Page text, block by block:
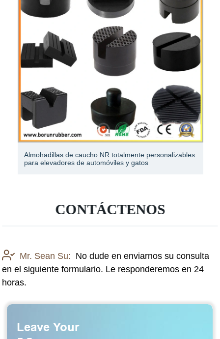
Almohadillas de caucho NR totalmente personalizables
para elevadores de automóviles y gatos
CONTÁCTENOS
Mr. Sean Su: No dude en enviarnos su consulta
en el siguiente formulario. Le responderemos en 24
horas.